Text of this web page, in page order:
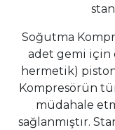
Soğutma
adet gemi için
hermetik)
Kompresörün
müdahale
sağlanmıştır.